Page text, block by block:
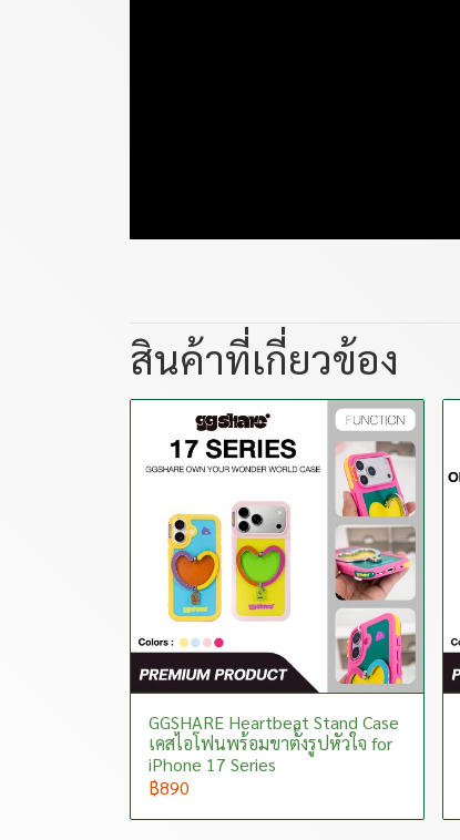
สินค้าที่เกี่ยวข้อง
GGSHARE Heartbeat Stand Case
เคสไอโฟนพร้อมขาตั้งรูปหัวใจ for
iPhone 17 Series
฿890